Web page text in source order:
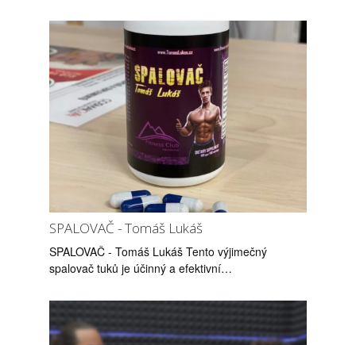
SPALOVAČ - Tomáš Lukáš
SPALOVAČ - Tomáš Lukáš Tento výjimečný
spalovač tuků je účinný a efektivní…